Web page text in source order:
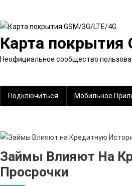
содержимому
Карта покрытия
Неофициальное сообщество
Подключиться Мобильное
Займы Влияют На
Просрочки